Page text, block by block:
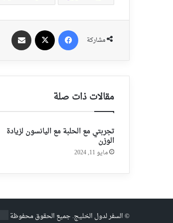
مشاركة
فيسبوك
مقالات ذات صلة
تجربتي مع الحلبة مع اليانسون لزيادة
الوزن
مايو 11, 2024
©السفر لدول الخليج. جميع الحقوق محفوظة